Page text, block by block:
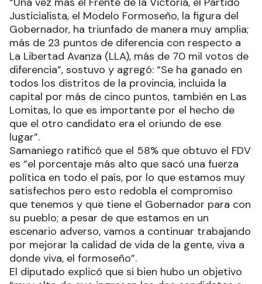
Justicialista, el Modelo Formoseño, la figura del
Gobernador, ha triunfado de manera muy amplia;
más de 23 puntos de diferencia con respecto a
La Libertad Avanza (LLA), más de 70 mil votos de
diferencia”, sostuvo y agregó: “Se ha ganado en
todos los distritos de la provincia, incluida la
capital por más de cinco puntos, también en Las
Lomitas, lo que es importante por el hecho de
que el otro candidato era el oriundo de ese
lugar”.
Samaniego ratificó que el 58% que obtuvo el FDV
es “el porcentaje más alto que sacó una fuerza
política en todo el país, por lo que estamos muy
satisfechos pero esto redobla el compromiso
que tenemos y que tiene el Gobernador para con
su pueblo; a pesar de que estamos en un
escenario adverso, vamos a continuar trabajando
por mejorar la calidad de vida de la gente, viva a
donde viva, el formoseño”.
El diputado explicó que si bien hubo un objetivo